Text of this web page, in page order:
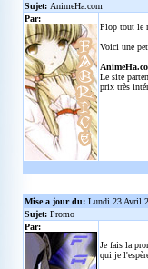
Sujet: AnimeHa.com
Par:
Plop tout le
Voici une
Le site
prix très
Mise a jour du: Lundi 23 Avril
Sujet: Promo
Par:
Je fais la
qui je